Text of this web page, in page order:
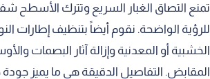
تمنع التصاق الغبار السريع وتترك الأسطح
للرؤية الواضحة. نقوم أيضاً بتنظيف إطارات
الخشبية أو المعدنية وإزالة آثار البصمات
المقابض. التفاصيل الدقيقة هي ما يميز جودة